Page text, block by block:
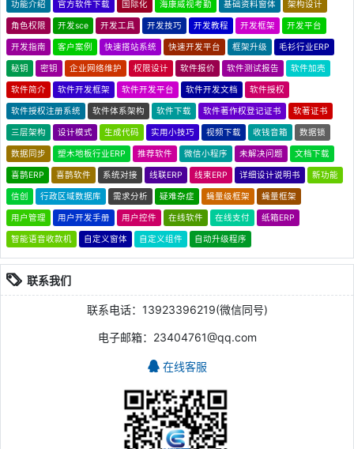
功能介绍 官方软件下载 国际化 海康威视考勤 基础资料窗体 架构设计
角色权限 开发sce 开发工具 开发技巧 开发教程 开发框架 开发平台
开发指南 客户案例 快速搭站系统 快速开发平台 框架升级 毛衫行业ERP
秘钥 密钥 企业网络维护 权限设计 软件报价 软件测试报告 软件加壳
软件简介 软件开发框架 软件开发平台 软件开发文档 软件授权
软件授权注册系统 软件体系架构 软件下载 软件著作权登记证书 软著证书
三层架构 设计模式 生成代码 实用小技巧 视频下载 收钱音箱 数据锁
数据同步 塑木地板行业ERP 推荐软件 微信小程序 未解决问题 文档下载
喜鹊ERP 喜鹊软件 系统对接 线联ERP 线束ERP 详细设计说明书 新功能
信创 行政区域数据库 需求分析 疑难杂症 蝇量级框架 蝇量框架
用户管理 用户开发手册 用户控件 在线软件 在线支付 纸箱ERP
智能语音收款机 自定义窗体 自定义组件 自动升级程序
联系我们
联系电话：13923396219(微信同号)
电子邮箱：23404761@qq.com
在线客服